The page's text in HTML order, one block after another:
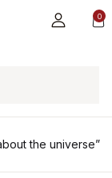
0
the universe”